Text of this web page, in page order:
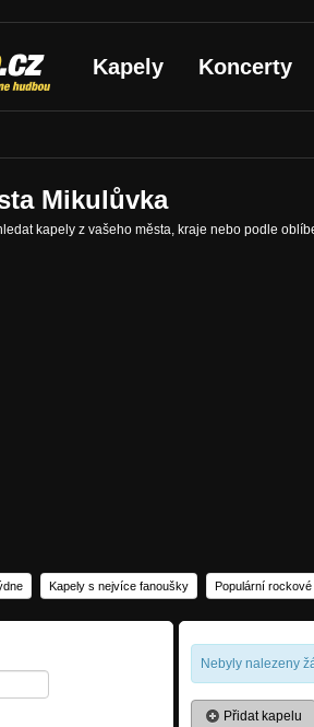
Kapely Koncerty
Mikulůvka
kapely z vašeho města, kraje nebo podle
Kapely s nejvíce fanoušky Populární
Nebyly nalezeny
Přidat kapelu